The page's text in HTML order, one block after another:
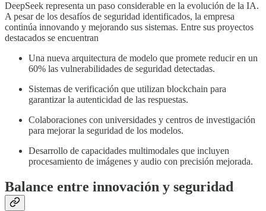
DeepSeek representa un paso considerable en la evolución de la IA.
A pesar de los desafíos de seguridad identificados, la empresa
continúa innovando y mejorando sus sistemas. Entre sus proyectos
destacados se encuentran
Una nueva arquitectura de modelo que promete reducir en un
60% las vulnerabilidades de seguridad detectadas.
Sistemas de verificación que utilizan blockchain para
garantizar la autenticidad de las respuestas.
Colaboraciones con universidades y centros de investigación
para mejorar la seguridad de los modelos.
Desarrollo de capacidades multimodales que incluyen
procesamiento de imágenes y audio con precisión mejorada.
Balance entre innovación y seguridad